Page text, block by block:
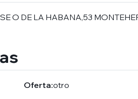
O DE LA HABANA,53
Oferta:otro